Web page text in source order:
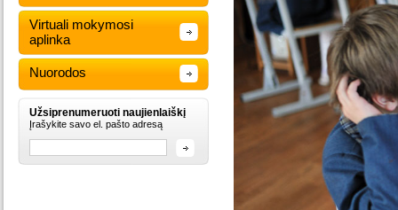
Virtuali mokymosi
aplinka
Nuorodos
Užsiprenumeruoti naujienlaiškį
Įrašykite savo el. pašto adresą